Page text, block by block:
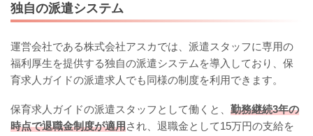
独自の派遣システム
運営会社である株式会社アスカでは、派遣スタッフに専用の
福利厚生を提供する独自の派遣システムを導入しており、保
育求人ガイドの派遣求人でも同様の制度を利用できます。
保育求人ガイドの派遣スタッフとして働くと、 勤務継続3年の
時点で退職金制度が適用され、退職金として15万円の支給を